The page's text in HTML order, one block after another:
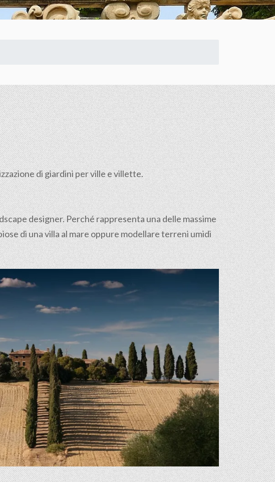
di giardini per ville e villette.
designer. Perché rappresenta una delle massime
di una villa al mare oppure modellare terreni umidi